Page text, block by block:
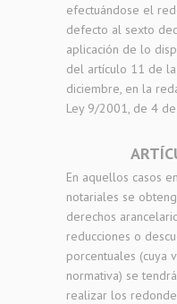
efectuándose el
defecto al sexto
aplicación de lo
del artículo 11 de
diciembre, en la
Ley 9/2001, de 4
En aquellos casos
notariales se
derechos
reducciones o
porcentuales (cuya
normativa) se
realizar los